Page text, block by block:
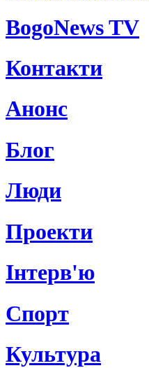
BogoNews TV
Контакти
Анонс
Блог
Люди
Проекти
Інтерв'ю
Спорт
Культура